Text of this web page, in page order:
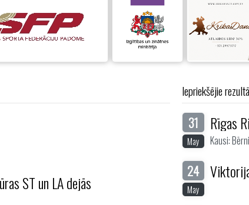
ST un LA dejās
Iepriekšējie
31
May
Rīgas
Kausi:
24
May